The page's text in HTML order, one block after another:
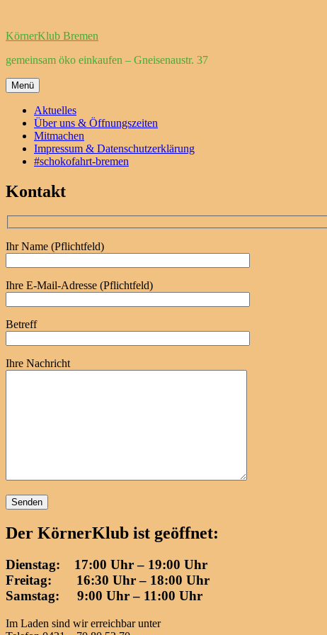
springen
KörnerKlub Bremen
gemeinsam öko einkaufen – Gneisenaustr. 37
Menü
Aktuelles
Über uns & Öffnungszeiten
Mitmachen
Impressum & Datenschutzerklärung
#schokofahrt-bremen
Kontakt
Ihr Name (Pflichtfeld)
Ihre E-Mail-Adresse (Pflichtfeld)
Betreff
Ihre Nachricht
Der KörnerKlub ist geöffnet:
Dienstag: 17:00 Uhr – 19:00 Uhr
Freitag: 16:30 Uhr – 18:00 Uhr
Samstag: 9:00 Uhr – 11:00 Uhr
Im Laden sind wir erreichbar unter